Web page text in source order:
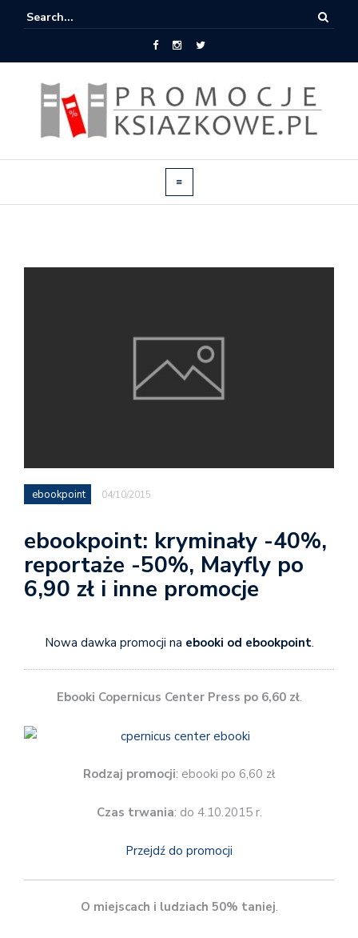
ebookpoint 04/10/2015
ebookpoint: kryminały -40%,
reportaże -50%, Mayfly po
6,90 zł i inne promocje
Nowa dawka promocji na ebooki od ebookpoint.
Ebooki Copernicus Center Press po 6,60 zł.
Rodzaj promocji: ebooki po 6,60 zł
Czas trwania: do 4.10.2015 r.
Przejdź do promocji
O miejscach i ludziach 50% taniej.